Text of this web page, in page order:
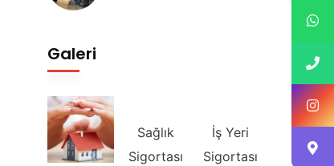
Galeri
Sağlık
Sigortası
İş Yeri
Sigortası